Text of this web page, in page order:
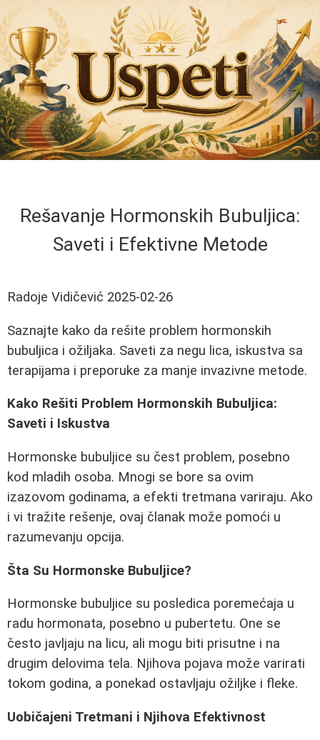
Rešavanje Hormonskih Bubuljica:
Saveti i Efektivne Metode
Radoje Vidičević 2025-02-26
Saznajte kako da rešite problem hormonskih
bubuljica i ožiljaka. Saveti za negu lica, iskustva sa
terapijama i preporuke za manje invazivne metode.
Kako Rešiti Problem Hormonskih Bubuljica:
Saveti i Iskustva
Hormonske bubuljice su čest problem, posebno
kod mladih osoba. Mnogi se bore sa ovim
izazovom godinama, a efekti tretmana variraju. Ako
i vi tražite rešenje, ovaj članak može pomoći u
razumevanju opcija.
Šta Su Hormonske Bubuljice?
Hormonske bubuljice su posledica poremećaja u
radu hormonata, posebno u pubertetu. One se
često javljaju na licu, ali mogu biti prisutne i na
drugim delovima tela. Njihova pojava može varirati
tokom godina, a ponekad ostavljaju ožiljke i fleke.
Uobičajeni Tretmani i Njihova Efektivnost